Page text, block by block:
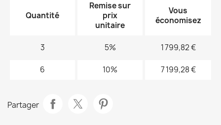
Quantité
Remise sur
prix
unitaire
Vous
économisez
3 5% 1 799,82 €
6 10% 7 199,28 €
Partager